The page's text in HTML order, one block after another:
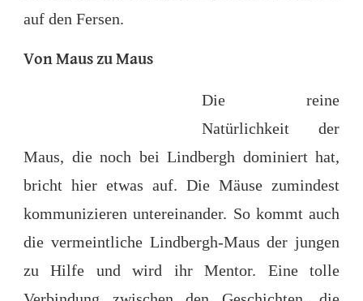
auf den Fersen.
Von Maus zu Maus
Die reine
Natürlichkeit der
Maus, die noch bei Lindbergh dominiert hat,
bricht hier etwas auf. Die Mäuse zumindest
kommunizieren untereinander. So kommt auch
die vermeintliche Lindbergh-Maus der jungen
zu Hilfe und wird ihr Mentor. Eine tolle